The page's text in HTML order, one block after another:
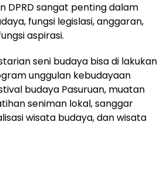
DPRD sangat penting dalam
fungsi legislasi, anggaran,
aspirasi.
seni budaya bisa di lakukan
unggulan kebudayaan
budaya Pasuruan, muatan
seniman lokal, sanggar
wisata budaya, dan wisata